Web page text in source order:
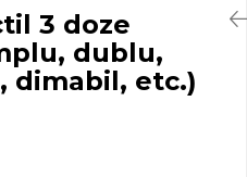
3 doze
dublu,
dimabil, etc.)